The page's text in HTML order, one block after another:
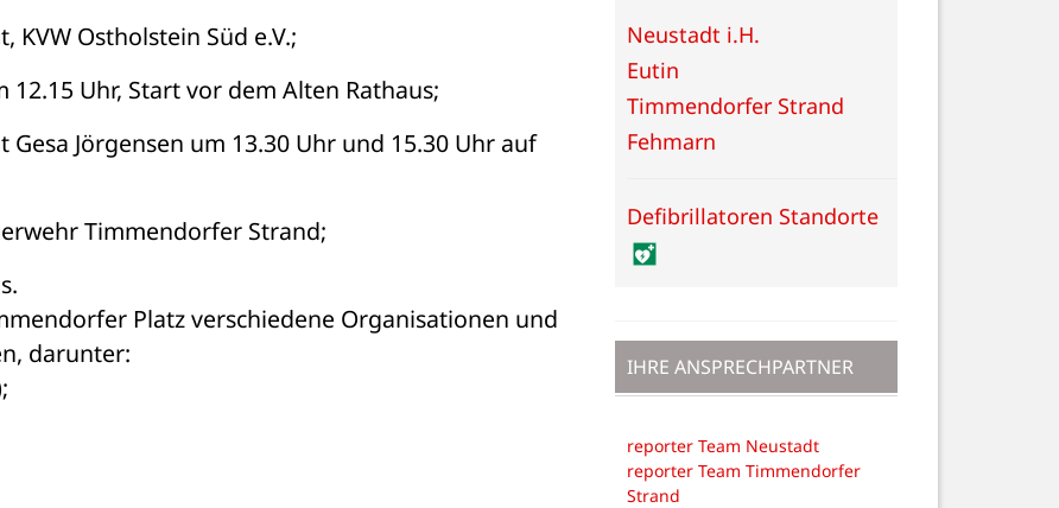
KVW Ostholstein Süd e.V.;
Uhr, Start vor dem Alten Rathaus;
Jörgensen um 13.30 Uhr und 15.30 Uhr auf
Timmendorfer Strand;
Platz verschiedene Organisationen und
darunter:
Neustadt i.H.
Eutin
Timmendorfer Strand
Fehmarn
Defibrillatoren Standorte
IHRE ANSPRECHPARTNER
reporter Team Neustadt
reporter Team Timmendorfer
Strand